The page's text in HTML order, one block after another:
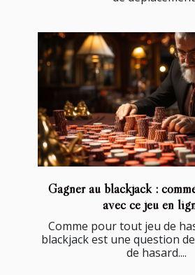
Gagner au blackjack :
avec ce jeu en
Comme pour tout jeu de
blackjack est une question
de hasard....